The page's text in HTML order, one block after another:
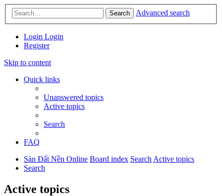
Search Advanced search
Login Login
Register
Skip to content
Quick links
Unanswered topics
Active topics
Search
FAQ
Sàn Đất Nền Online Board index Search Active topics
Search
Active topics